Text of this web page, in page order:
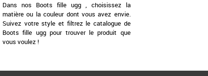
Dans nos Boots fille ugg , choisissez la
matière ou la couleur dont vous avez envie.
Suivez votre style et filtrez le catalogue de
Boots fille ugg pour trouver le produit que
vous voulez !